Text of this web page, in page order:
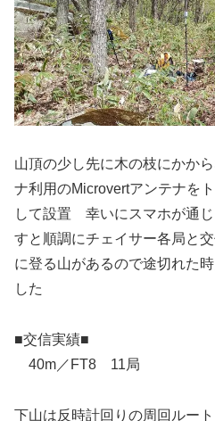
山頂の少し先に木の枝にかか
ナ利用のMicrovertアンテナを
して設置 幸いにスマホが通
すと順調にチェイサー各局と
に登る山があるので途切れた
した
■交信実績■
40m／FT8 11局
下山は反時計回りの周回ルート